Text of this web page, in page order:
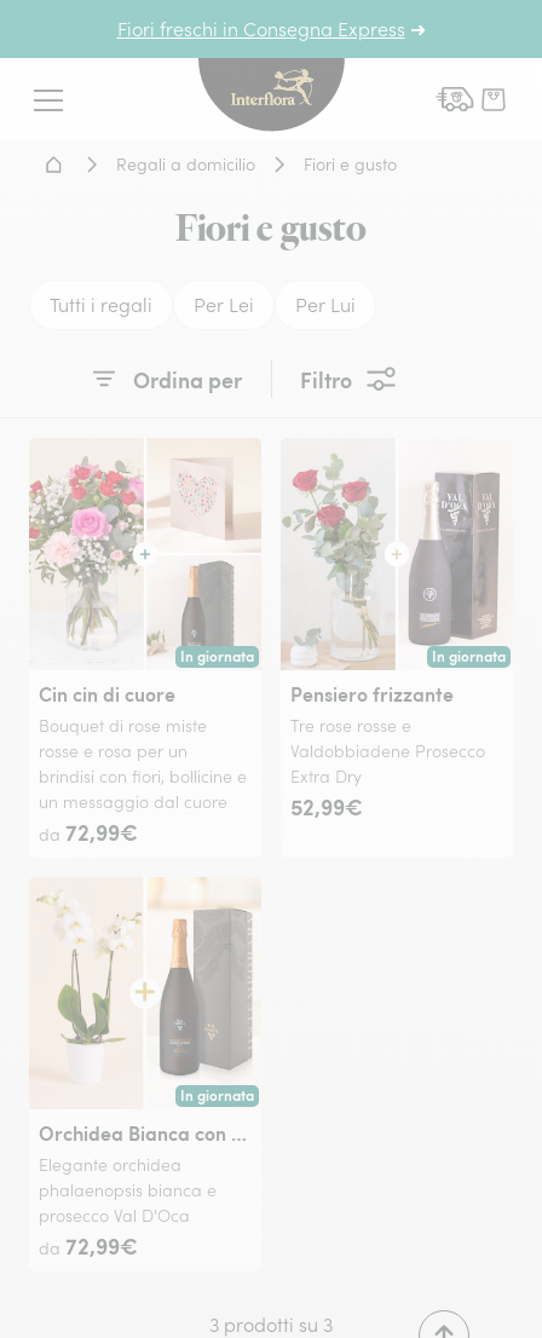
Fiori freschi in Consegna Express ➜
Menu
Interflora - fiori a
Home - Fiori a domicilio
Regali a domicilio Fiori e gusto
Fiori e gusto
Tutti i regali Per Lei Per Lui
Ordina per Filtro
In giornata
Consegna disponibile oggi o in data a tua scelta.
Cin cin di cuore
Bouquet di rose miste
rosse e rosa per un
brindisi con fiori, bollicine e
un messaggio dal cuore
da 72,99€
In giornata
Consegna
Pensiero frizzante
Tre rose rosse e
Valdobbiadene Prosecco
Extra Dry
52,99€
In giornata
Consegna disponibile oggi o in data a tua scelta.
Orchidea Bianca con Prosecco Val d'Oca
Elegante orchidea
phalaenopsis bianca e
prosecco Val D'Oca
da 72,99€
3 prodotti su 3